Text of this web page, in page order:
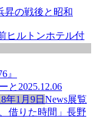
昇の戦後と昭和
』
と 2025.12.06
News展覧
借りた時間」長野